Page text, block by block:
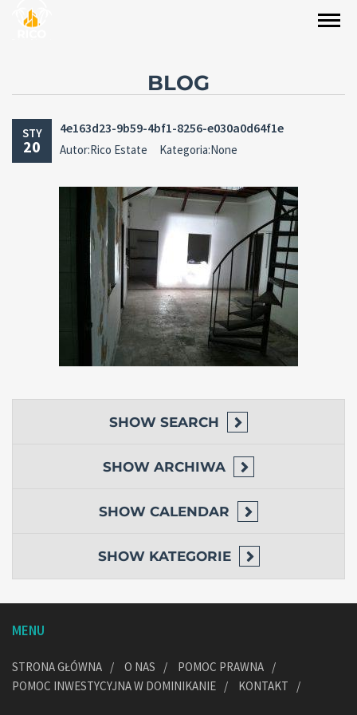
BLOG
STY
20
4e163d23-9b59-4bf1-8256-e030a0d64f1e
Autor:Rico Estate Kategoria:None
SHOW SEARCH
SHOW ARCHIWA
SHOW CALENDAR
SHOW KATEGORIE
MENU
STRONA GŁÓWNA O NAS
POMOC PRAWNA
POMOC INWESTYCYJNA W DOMINIKANIE
KONTAKT